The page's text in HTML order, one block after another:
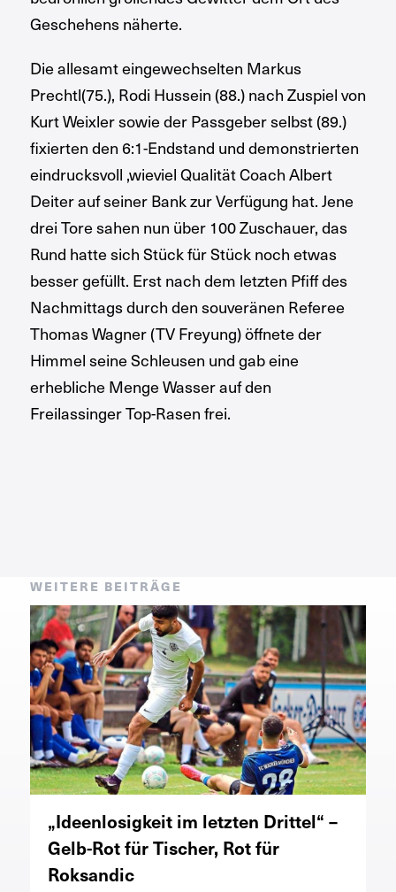
Geschehens näherte.
Die allesamt eingewechselten Markus
Prechtl(75.), Rodi Hussein (88.) nach Zuspiel von
Kurt Weixler sowie der Passgeber selbst (89.)
fixierten den 6:1-Endstand und demonstrierten
eindrucksvoll ,wieviel Qualität Coach Albert
Deiter auf seiner Bank zur Verfügung hat. Jene
drei Tore sahen nun über 100 Zuschauer, das
Rund hatte sich Stück für Stück noch etwas
besser gefüllt. Erst nach dem letzten Pfiff des
Nachmittags durch den souveränen Referee
Thomas Wagner (TV Freyung) öffnete der
Himmel seine Schleusen und gab eine
erhebliche Menge Wasser auf den
Freilassinger Top-Rasen frei.
WEITERE BEITRÄGE
„Ideenlosigkeit im letzten Drittel“ –
Gelb-Rot für Tischer, Rot für
Roksandic